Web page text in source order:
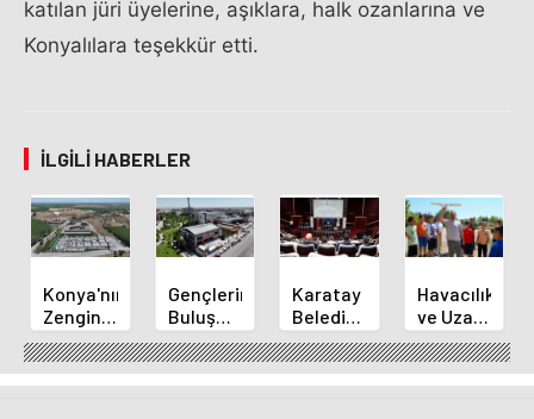
katılan jüri üyelerine, aşıklara, halk ozanlarına ve
Konyalılara teşekkür etti.
İLGILI HABERLER
Konya'nın
Zengin
Mutfağı
GastroFest'te
Tanıtılacak
Gençlerin
Buluşma
Noktası
Talha
Bayrakçı
Karatay
Belediye
Başkanı
Kılca
Yeni
Havacılık
ve Uzay
Yaz
Kursu
Başladı